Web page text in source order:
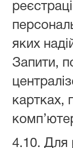
яких
Запити,
картках,
4.10. Для